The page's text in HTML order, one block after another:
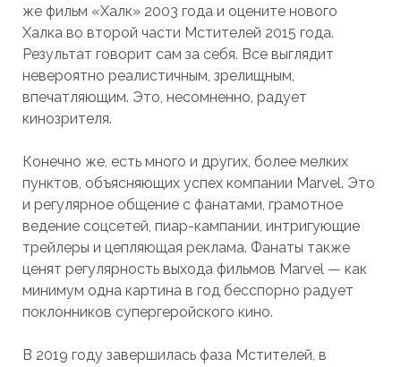
же фильм «Халк» 2003 года и оцените нового
Халка во второй части Мстителей 2015 года.
Результат говорит сам за себя. Все выглядит
невероятно реалистичным, зрелищным,
впечатляющим. Это, несомненно, радует
кинозрителя.
Конечно же, есть много и других, более мелких
пунктов, объясняющих успех компании Marvel. Это
и регулярное общение с фанатами, грамотное
ведение соцсетей, пиар-кампании, интригующие
трейлеры и цепляющая реклама. Фанаты также
ценят регулярность выхода фильмов Marvel — как
минимум одна картина в год бесспорно радует
поклонников супергеройского кино.
В 2019 году завершилась фаза Мстителей, в